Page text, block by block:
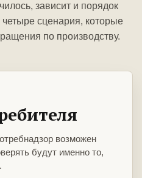
зависит и порядок
сценария, которые
по производству.
возможен
будут именно то,